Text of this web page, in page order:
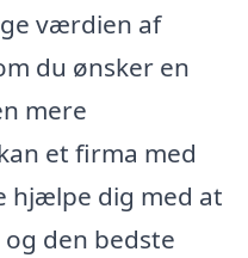
værdien af
du ønsker en
mere
et firma med
hjælpe dig med at
den bedste